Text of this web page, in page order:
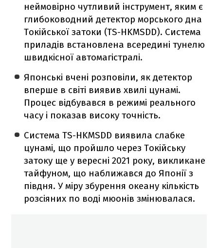
неймовірно чутливий інструмент, яким є
глибоководний детектор морського дна
Токійської затоки (TS-HKMSDD). Система
приладів встановлена всередині тунелю
швидкісної автомагістралі.
Японські вчені розповіли, як детектор
вперше в світі виявив хвилі цунамі.
Процес відбувався в режимі реального
часу і показав високу точність.
Система TS-HKMSDD виявила слабке
цунамі, що пройшло через Токійську
затоку ще у вересні 2021 року, викликане
тайфуном, що наближався до Японії з
півдня. У міру збурення океану кількість
розсіяних по воді мюонів змінювалася.